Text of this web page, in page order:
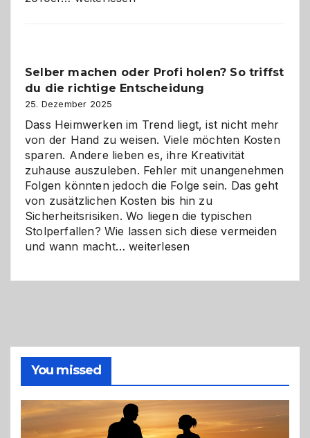
Herausforderungen
und
Zukunft
Selber machen oder Profi holen? So triffst
du die richtige Entscheidung
25. Dezember 2025
Dass Heimwerken im Trend liegt, ist nicht mehr
von der Hand zu weisen. Viele möchten Kosten
sparen. Andere lieben es, ihre Kreativität
zuhause auszuleben. Fehler mit unangenehmen
Folgen könnten jedoch die Folge sein. Das geht
von zusätzlichen Kosten bis hin zu
Sicherheitsrisiken. Wo liegen die typischen
Stolperfallen? Wie lassen sich diese vermeiden
und wann macht…Selber
richtige
Entscheidung
weiterlesen
You missed